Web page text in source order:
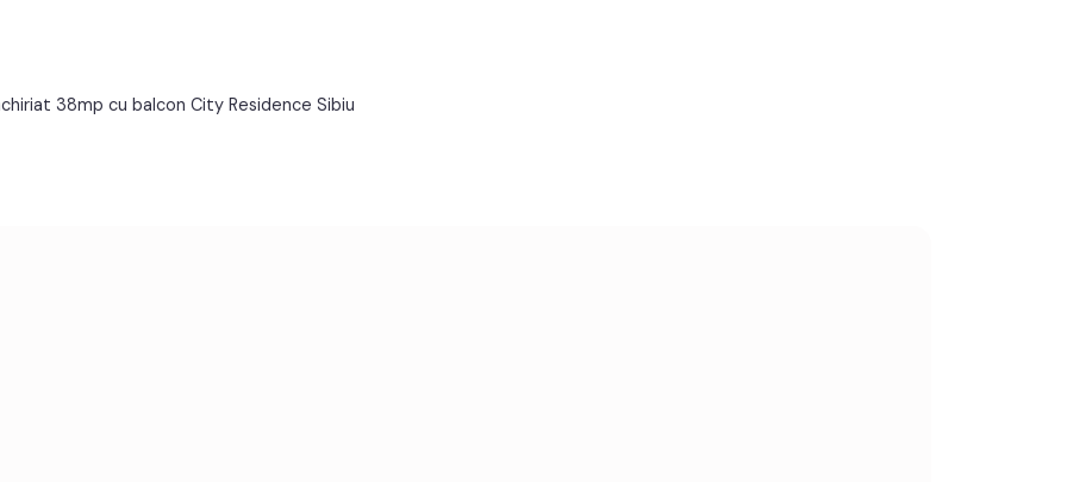
electric, contorizare separata;
electrica, cuptor, hota, masina de spalat rufe, masina de
Lift
38mp cu balcon City Residence Sibiu